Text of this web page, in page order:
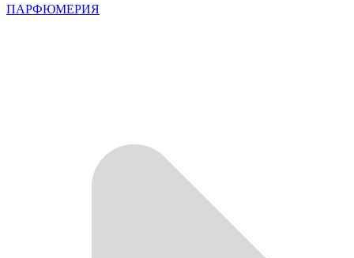
ПАРФЮМЕРИЯ